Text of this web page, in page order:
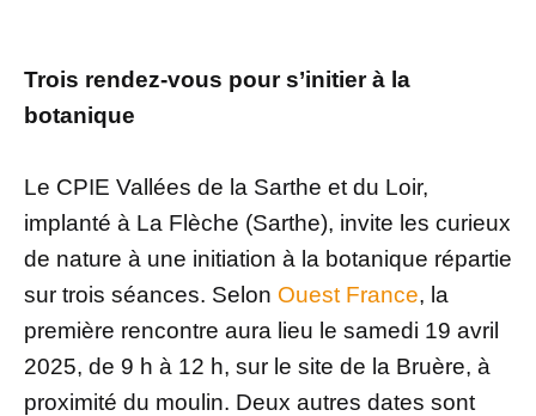
Trois rendez-vous pour s’initier à la
botanique
Le CPIE Vallées de la Sarthe et du Loir,
implanté à La Flèche (Sarthe), invite les curieux
de nature à une initiation à la botanique répartie
sur trois séances. Selon Ouest France, la
première rencontre aura lieu le samedi 19 avril
2025, de 9 h à 12 h, sur le site de la Bruère, à
proximité du moulin. Deux autres dates sont